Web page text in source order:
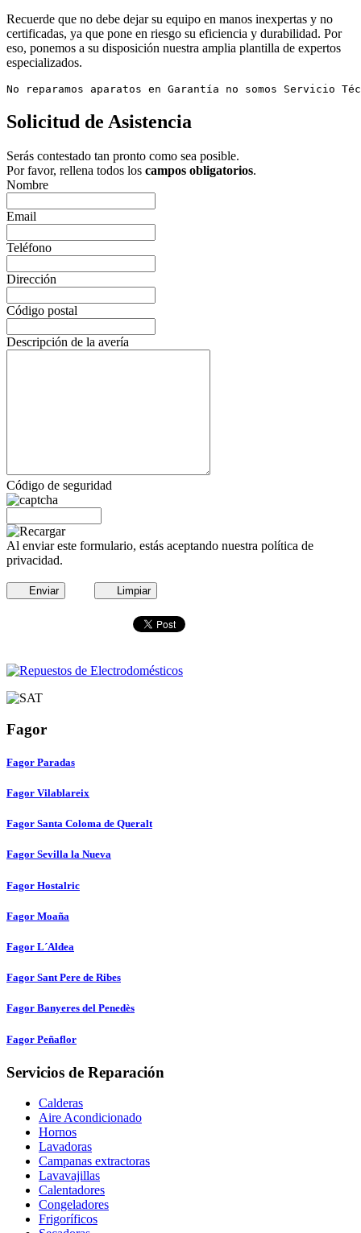
Recuerde que no debe dejar su equipo en manos inexpertas y no
certificadas, ya que pone en riesgo su eficiencia y durabilidad. Por
eso, ponemos a su disposición nuestra amplia plantilla de expertos
especializados.
No reparamos aparatos en Garantía no somos
Solicitud de Asistencia
Serás contestado tan pronto como sea posible.
Por favor, rellena todos los campos obligatorios.
Nombre
Email
Teléfono
Dirección
Código postal
Descripción de la avería
Código de seguridad
Al enviar este formulario, estás aceptando nuestra política de
privacidad.
Enviar Limpiar
Fagor
Fagor Paradas
Fagor Vilablareix
Fagor Santa Coloma de Queralt
Fagor Sevilla la Nueva
Fagor Hostalric
Fagor Moaña
Fagor L´Aldea
Fagor Sant Pere de Ribes
Fagor Banyeres del Penedès
Fagor Peñaflor
Servicios de Reparación
Calderas
Aire Acondicionado
Hornos
Lavadoras
Campanas extractoras
Lavavajillas
Calentadores
Congeladores
Frigoríficos